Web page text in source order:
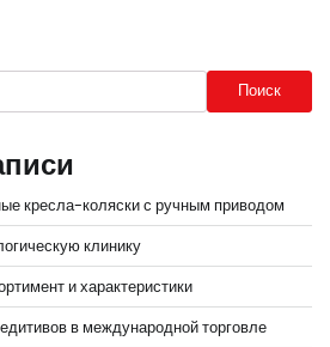
Поиск
кресла-коляски с ручным приводом
клинику
и характеристики
в международной торговле